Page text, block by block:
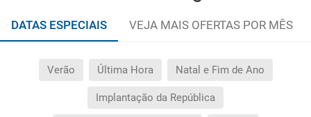
DATAS ESPECIAIS VEJA MAIS OFERTAS POR MÊS
Verão Última Hora Natal e Fim de Ano
Implantação da República